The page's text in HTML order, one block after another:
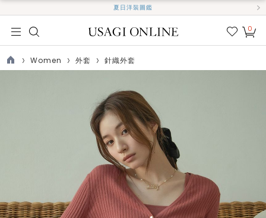
夏日洋裝圖鑑
我的
0
TOP
Women 外套 針織外套